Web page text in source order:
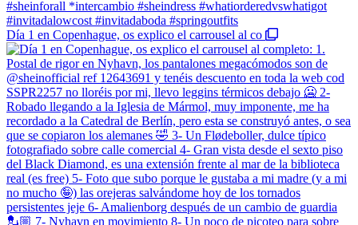
Día 1 en Copenhague, os explico el carrousel al co